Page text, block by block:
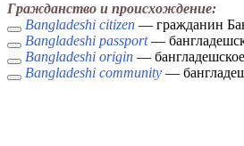
Гражданство и происхождение:
Bangladeshi citizen — гражданин
Bangladeshi passport—
Bangladeshi origin —
Bangladeshi community —